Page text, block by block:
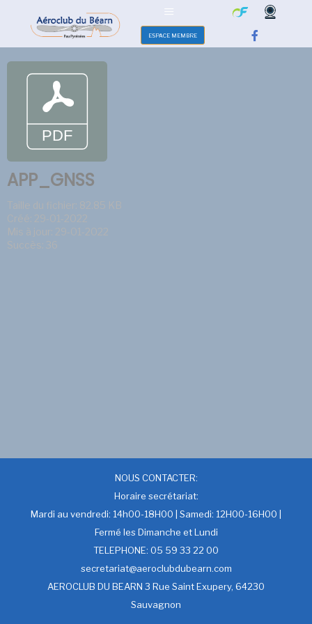
ESPACE MEMBRE
APP_GNSS
Taille du fichier: 82.85 KB
Créé: 29-01-2022
Mis à jour: 29-01-2022
Succès: 36
NOUS CONTACTER:
Horaire secrétariat:
Mardi au vendredi: 14h00-18H00 | Samedi: 12H00-16H00 |
Fermé les Dimanche et Lundi
TELEPHONE: 05 59 33 22 00
secretariat@aeroclubdubearn.com
AEROCLUB DU BEARN 3 Rue Saint Exupery, 64230
Sauvagnon